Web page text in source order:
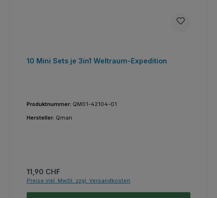
10 Mini Sets je 3in1 Weltraum-Expedition
Produktnummer: QM01-42104-01
Hersteller: Qman
Regulärer Preis:
11,90 CHF
Preise inkl. MwSt. zzgl. Versandkosten